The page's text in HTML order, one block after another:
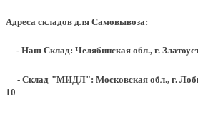
Адреса складов для Самовывоза:
- Наш Склад: Челябинская обл., г.
- Склад "МИДЛ": Московская обл., г.
10